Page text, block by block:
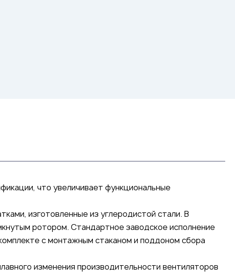
что увеличивает функциональные
изготовленные из углеродистой стали. В
ротором. Стандартное заводское исполнение
с монтажным стаканом и поддоном сбора
изменения производительности вентиляторов